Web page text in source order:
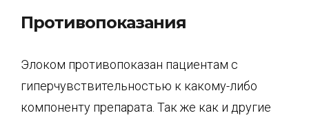
Противопоказания
Элоком противопоказан пациентам с
гиперчувствительностью к какому-либо
компоненту препарата. Так же как и другие